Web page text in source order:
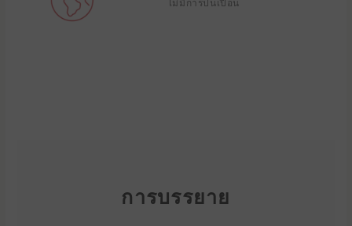
ไม่มีการปนเปื้อน
การบรรยาย